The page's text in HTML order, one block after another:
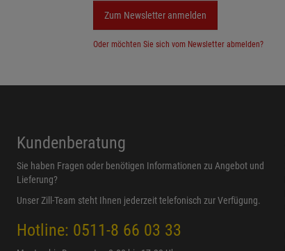
Zum Newsletter anmelden
Oder möchten Sie sich vom Newsletter abmelden?
Kundenberatung
Sie haben Fragen oder benötigen Informationen zu Angebot und
Lieferung?
Unser Zill-Team steht Ihnen jederzeit telefonisch zur Verfügung.
Hotline: 0511-8 66 03 33